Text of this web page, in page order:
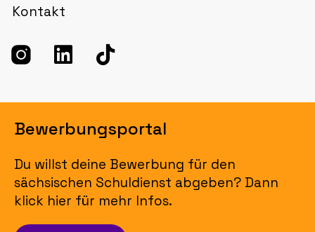
Kontakt
Bewerbungsportal
Du willst deine Bewerbung für den
sächsischen Schuldienst abgeben? Dann
klick hier für mehr Infos.